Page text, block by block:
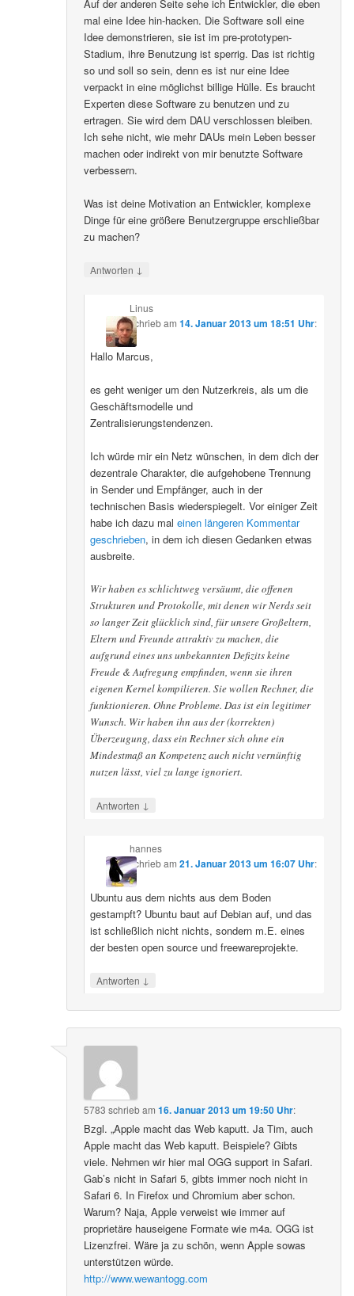
Auf der anderen Seite sehe ich Entwickler, die eben
mal eine Idee hin-hacken. Die Software soll eine
Idee demonstrieren, sie ist im pre-prototypen-
Stadium, ihre Benutzung ist sperrig. Das ist richtig
so und soll so sein, denn es ist nur eine Idee
verpackt in eine möglichst billige Hülle. Es braucht
Experten diese Software zu benutzen und zu
ertragen. Sie wird dem DAU verschlossen bleiben.
Ich sehe nicht, wie mehr DAUs mein Leben besser
machen oder indirekt von mir benutzte Software
verbessern.
Was ist deine Motivation an Entwickler, komplexe
Dinge für eine größere Benutzergruppe erschließbar
zu machen?
Antworten ↓
Linus
schriebam 14. Januar 2013 um 18:51 Uhr:
Hallo Marcus,
es geht weniger um den Nutzerkreis, als um die
Geschäftsmodelle und
Zentralisierungstendenzen.
Ich würde mir ein Netz wünschen, in dem dich der
dezentrale Charakter, die aufgehobene Trennung
in Sender und Empfänger, auch in der
technischen Basis wiederspiegelt. Vor einiger Zeit
habe ich dazu mal einen längeren Kommentar
geschrieben, in dem ich diesen Gedanken etwas
ausbreite.
Wir haben es schlichtweg versäumt, die offenen
Strukturen und Protokolle, mit denen wir Nerds seit
so langer Zeit glücklich sind, für unsere Großeltern,
Eltern und Freunde attraktiv zu machen, die
aufgrund eines uns unbekannten Defizits keine
Freude & Aufregung empfinden, wenn sie ihren
eigenen Kernel kompilieren. Sie wollen Rechner, die
funktionieren. Ohne Probleme. Das ist ein legitimer
Wunsch. Wir haben ihn aus der (korrekten)
Überzeugung, dass ein Rechner sich ohne ein
Mindestmaß an Kompetenz auch nicht vernünftig
nutzen lässt, viel zu lange ignoriert.
Antworten ↓
hannes
schriebam 21. Januar 2013 um 16:07 Uhr:
Ubuntu aus dem nichts aus dem Boden
gestampft? Ubuntu baut auf Debian auf, und das
ist schließlich nicht nichts, sondern m.E. eines
der besten open source und freewareprojekte.
Antworten ↓
5783 schriebam16. Januar 2013 um 19:50 Uhr:
Bzgl. „Apple macht das Web kaputt. Ja Tim, auch
Apple macht das Web kaputt. Beispiele? Gibts
viele. Nehmen wir hier mal OGG support in Safari.
Gab’s nicht in Safari 5, gibts immer noch nicht in
Safari 6. In Firefox und Chromium aber schon.
Warum? Naja, Apple verweist wie immer auf
proprietäre hauseigene Formate wie m4a. OGG ist
Lizenzfrei. Wäre ja zu schön, wenn Apple sowas
unterstützen würde.
http://www.wewantogg.com